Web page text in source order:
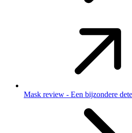
Mask review - Een bijzondere